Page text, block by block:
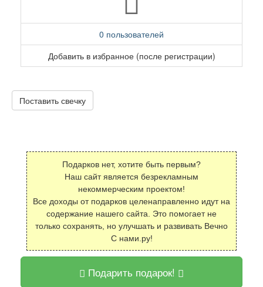
0 пользователей
Добавить в избранное (после регистрации)
Поставить свечку
Подарков нет, хотите быть первым?
Наш сайт является безрекламным
некоммерческим проектом!
Все доходы от подарков целенаправленно идут на
содержание нашего сайта. Это помогает не
только сохранять, но улучшать и развивать Вечно
С нами.ру!
Подарить подарок!